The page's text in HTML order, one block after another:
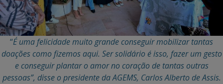
“É uma felicidade muito grande conseguir mobilizar tantas
doações como fizemos aqui. Ser solidário é isso, fazer um gesto
e conseguir plantar o amor no coração de tantas outras
pessoas”, disse o presidente da AGEMS, Carlos Alberto de Assis.